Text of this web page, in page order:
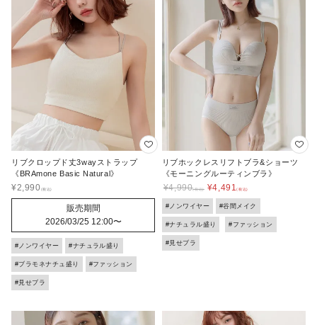
リブクロップド丈3wayストラップ
《BRAmone Basic Natural》
¥2,990
販売期間
2026/03/25 12:00〜
#ノンワイヤー #ナチュラル盛り
#ブラモネナチュ盛り #ファッション
#見せブラ
リブホックレスリフトブラ&ショーツ
《モーニングルーティンブラ》
¥4,990 ¥4,491
#ノンワイヤー #谷間メイク
#ナチュラル盛り #ファッション
#見せブラ